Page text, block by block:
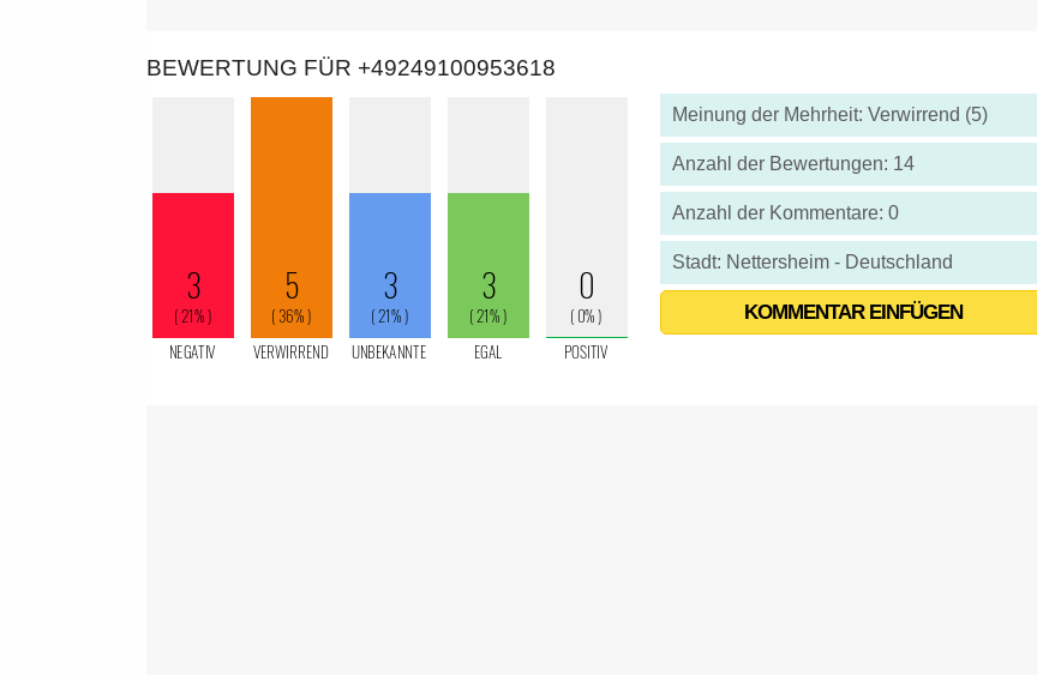
BEWERTUNG FÜR +49249100953618
Meinung der Mehrheit: Verwirrend (5)
Anzahl der Bewertungen: 14
Anzahl der Kommentare: 0
Stadt: Nettersheim - Deutschland
KOMMENTAR EINFÜGEN